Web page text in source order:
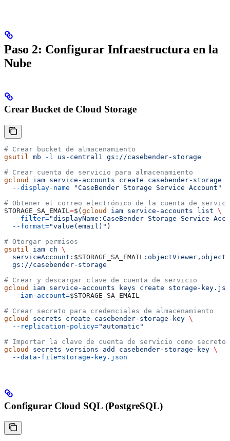
Paso 2: Configurar Infraestructura en la
Nube
Crear Bucket de Cloud Storage
# Crear bucket de almacenamiento
gsutil
mb -l us-central1
gs://casebender-storage
# Crear cuenta de servicio para almacenamiento
gcloud
iam service-accounts create casebender-storage
  --display-name
"CaseBender Storage Service Account"
# Obtener el correo electrónico de la cuenta de
STORAGE_SA_EMAIL =$( gcloud iam service-accounts list \
  --filter=
"displayName:CaseBender Storage Service
  --format=
"value(email)" )
# Otorgar permisos
gsutil
iam ch \
  serviceAccount:
$STORAGE_SA_EMAIL
  gs://casebender-storage
# Crear y descargar clave de cuenta de servicio
gcloud
iam service-accounts keys create storage-
  --iam-account=
$STORAGE_SA_EMAIL
# Crear secreto para credenciales de almacenamiento
gcloud
secrets create casebender-storage-key \
  --replication-policy=
"automatic"
# Importar la clave de cuenta de servicio como secreto
gcloud
secrets versions add casebender-storage-key \
  --data-file=storage-key.json
Configurar Cloud SQL (PostgreSQL)